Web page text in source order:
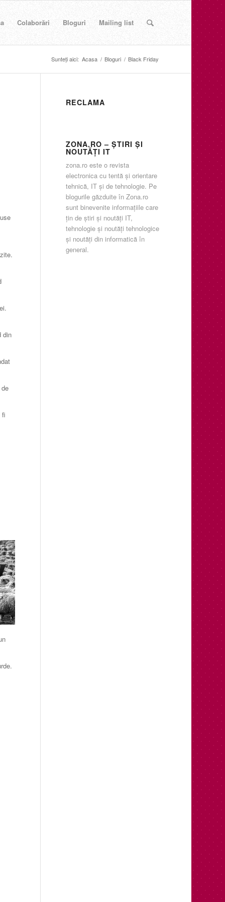
Colaborări Bloguri Mailing list
Sunteți aici: Acasa / Bloguri / Black Friday
din
fi
RECLAMA
ZONA.RO – ŞTIRI ŞI
NOUTĂŢI IT
zona.ro este o revista
electronica cu tentă şi orientare
tehnică, IT şi de tehnologie. Pe
blogurile găzduite în Zona.ro
sunt binevenite informaţiile care
ţin de ştiri şi noutăţi IT,
tehnologie şi noutăţi tehnologice
şi noutăţi din informatică în
general.